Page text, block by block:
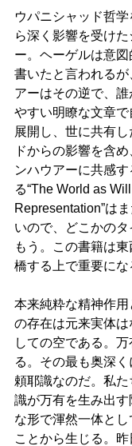
ウパニシャッド哲
ら深く影響を受け
ー。ヘーゲルは意
書いたと言われる
アーはその逆で、誰
やすい明瞭な文章
展開し、世に共有
ドからの影響を含
ンハウアーに共感
る“The World as
Representation”は
いので、どこかの
もう。この書籍は
橋する上で重要にな
本来純粋な精神作
の存在は元来実体は
しての空である。
る。その最も奥深
頼耶識なのだ。私
識が万有を生み出
な形で渾然一体とし
ことから生じる。